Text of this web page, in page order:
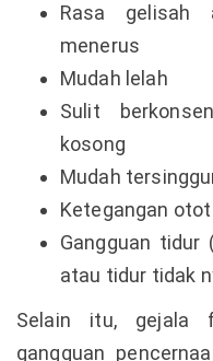
Rasa gelisah
menerus
Mudah lelah
Sulit
kosong
Mudah
Ketegangan otot
Gangguan tidur
atau tidur tidak
Selain itu, gejala
gangguan